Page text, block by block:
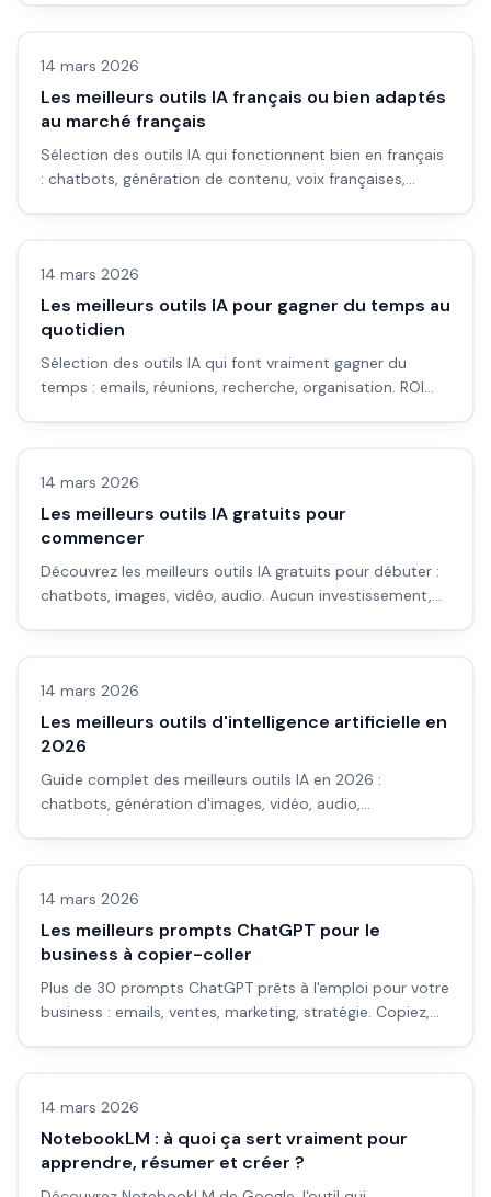
Avis outils/services
14 mars 2026
Les meilleurs outils IA français ou bien adaptés
au marché français
Sélection des outils IA qui fonctionnent bien en français
: chatbots, génération de contenu, voix françaises,
Avis outils/services
14 mars 2026
Les meilleurs outils IA pour gagner du temps au
quotidien
Sélection des outils IA qui font vraiment gagner du
temps : emails, réunions, recherche, organisation. ROI
Avis outils/services
14 mars 2026
Les meilleurs outils IA gratuits pour
commencer
Découvrez les meilleurs outils IA gratuits pour débuter :
chatbots, images, vidéo, audio. Aucun investissement,
Avis outils/services
14 mars 2026
Les meilleurs outils d'intelligence artificielle en
2026
Guide complet des meilleurs outils IA en 2026 :
chatbots, génération d'images, vidéo, audio,
LLM & fondamentaux IA
14 mars 2026
Les meilleurs prompts ChatGPT pour le
business à copier-coller
Plus de 30 prompts ChatGPT prêts à l'emploi pour votre
business : emails, ventes, marketing, stratégie. Copiez,
LLM & fondamentaux IA
14 mars 2026
NotebookLM : à quoi ça sert vraiment pour
apprendre, résumer et créer ?